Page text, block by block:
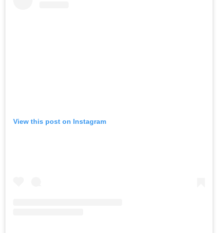
View this post on Instagram